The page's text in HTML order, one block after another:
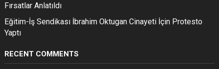
Fırsatlar Anlatıldı
Eğitim-İş Sendikası İbrahim Oktugan Cinayeti İçin Protesto
Yaptı
RECENT COMMENTS